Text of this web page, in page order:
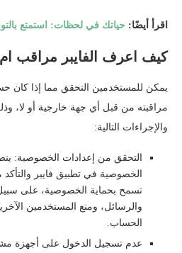
اقرأ أيضًا: حياتك في لحظات: استمتع
كيف اعرف الفايبر مراقب ام
يمكن للمستخدمين التحقق مما إذا كان
مراقبته من قبل أي جهة خارجية أو لا،
والإجراءات التالية:
التحقق من إعدادات الخصوصية:
الخصوصية في تطبيق فايبر
تسمح بحماية الخصوصية، على سبيل
والرسائل، ومنع المستخدمين
الحساب.
عدم تسجيل الدخول على أجهزة